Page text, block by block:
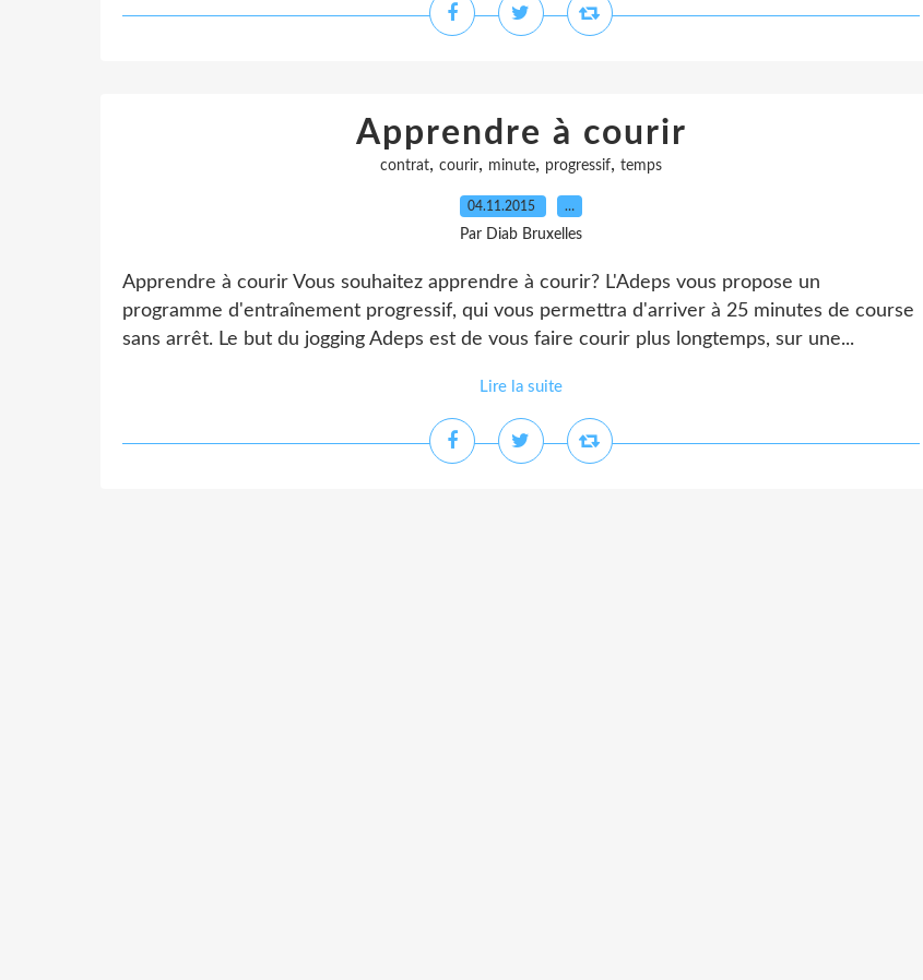
Apprendre à courir
contrat, courir, minute, progressif, temps
04.11.2015 …
Par Diab Bruxelles
Apprendre à courir Vous souhaitez apprendre à courir? L'Adeps vous propose un
programme d'entraînement progressif, qui vous permettra d'arriver à 25 minutes de course
sans arrêt. Le but du jogging Adeps est de vous faire courir plus longtemps, sur une...
Lire la suite